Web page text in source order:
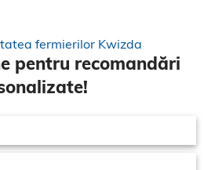
fermierilor Kwizda
pentru recomandări